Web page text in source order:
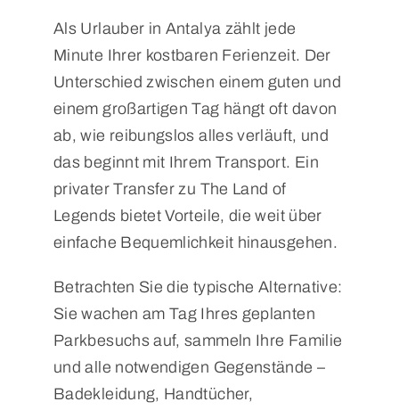
Als Urlauber in Antalya zählt jede
Minute Ihrer kostbaren Ferienzeit. Der
Unterschied zwischen einem guten und
einem großartigen Tag hängt oft davon
ab, wie reibungslos alles verläuft, und
das beginnt mit Ihrem Transport. Ein
privater Transfer zu The Land of
Legends bietet Vorteile, die weit über
einfache Bequemlichkeit hinausgehen.
Betrachten Sie die typische Alternative:
Sie wachen am Tag Ihres geplanten
Parkbesuchs auf, sammeln Ihre Familie
und alle notwendigen Gegenstände –
Badekleidung, Handtücher,